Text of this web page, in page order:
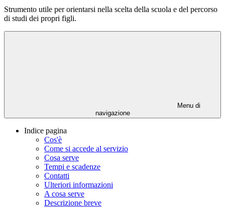
Strumento utile per orientarsi nella scelta della scuola e del percorso
di studi dei propri figli.
Menu di
navigazione
Indice pagina
Cos'è
Come si accede al servizio
Cosa serve
Tempi e scadenze
Contatti
Ulteriori informazioni
A cosa serve
Descrizione breve